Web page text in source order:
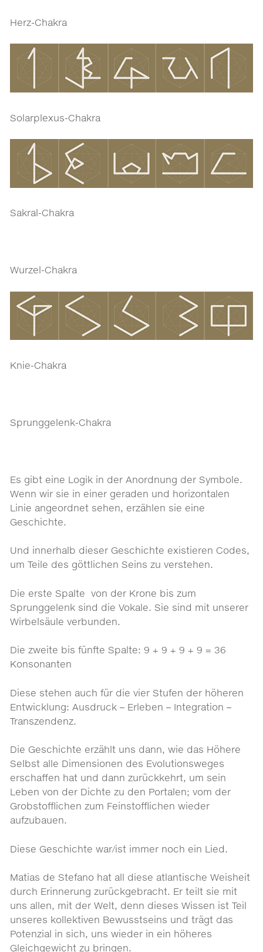
Herz-Chakra
Solarplexus-Chakra
Sakral-Chakra
Wurzel-Chakra
Knie-Chakra
Sprunggelenk-Chakra
Es gibt eine Logik in der Anordnung der Symbole.
Wenn wir sie in einer geraden und horizontalen
Linie angeordnet sehen, erzählen sie eine
Geschichte.
Und innerhalb dieser Geschichte existieren Codes,
um Teile des göttlichen Seins zu verstehen.
Die erste Spalte von der Krone bis zum
Sprunggelenk sind die Vokale. Sie sind mit unserer
Wirbelsäule verbunden.
Die zweite bis fünfte Spalte: 9 + 9 + 9 + 9 = 36
Konsonanten
Diese stehen auch für die vier Stufen der höheren
Entwicklung: Ausdruck – Erleben – Integration –
Transzendenz.
Die Geschichte erzählt uns dann, wie das Höhere
Selbst alle Dimensionen des Evolutionsweges
erschaffen hat und dann zurückkehrt, um sein
Leben von der Dichte zu den Portalen; vom der
Grobstofflichen zum Feinstofflichen wieder
aufzubauen.
Diese Geschichte war/ist immer noch ein Lied.
Matias de Stefano hat all diese atlantische Weisheit
durch Erinnerung zurückgebracht. Er teilt sie mit
uns allen, mit der Welt, denn dieses Wissen ist Teil
unseres kollektiven Bewusstseins und trägt das
Potenzial in sich, uns wieder in ein höheres
Gleichgewicht zu bringen.